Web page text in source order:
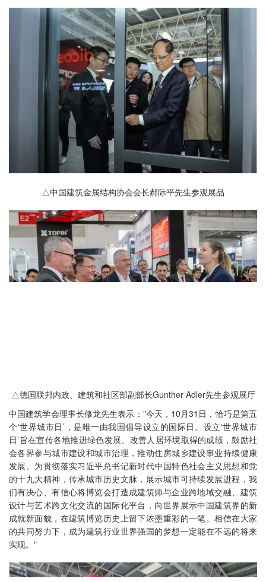
△中国建筑金属结构协会会长郝际平先生参观展品
△德国联邦内政、建筑和社区部副部长Gunther Adler先生参观展厅
中国建筑学会理事长修龙先生表示："今天，10月31日，恰巧是第五
个‘世界城市日’，是唯一由我国倡导设立的国际日。设立‘世界城市
日’旨在宣传各地推进绿色发展、改善人居环境取得的成绩，鼓励社
会各界参与城市建设和城市治理，推动住房城乡建设事业持续健康
发展。为贯彻落实习近平总书记新时代中国特色社会主义思想和党
的十九大精神，传承城市历史文脉，展示城市可持续发展进程，我
们有决心、有信心将博览会打造成建筑师与企业跨地域交融、建筑
设计与艺术跨文化交流的国际化平台，向世界展示中国建筑界的新
成就新面貌，在建筑博览历史上留下浓墨重彩的一笔。相信在大家
的共同努力下，成为建筑行业世界强国的梦想一定能在不远的将来
实现。"